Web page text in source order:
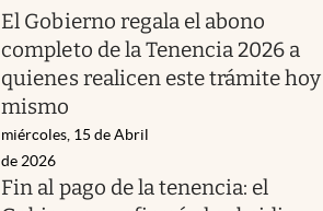
El Gobierno regala el abono
completo de la Tenencia 2026 a
quienes realicen este trámite hoy
mismo
miércoles, 15 de Abril
de 2026
Fin al pago de la tenencia: el